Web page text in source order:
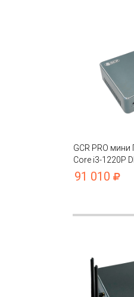
GCR PRO мини
Core i3-1220P
256GB Intel UHD
91 010